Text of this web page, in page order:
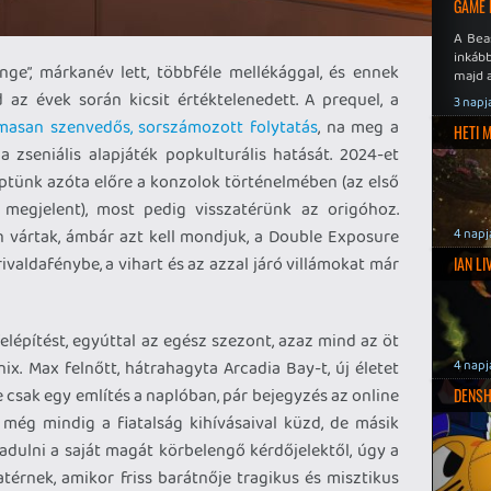
márkanév lett, többféle mellékággal, és ennek
évek során kicsit értéktelenedett. A prequel, a
szenvedős, sorszámozott folytatás, na meg a
zseniális alapjáték popkulturális hatását. 2024-et
azóta előre a konzolok történelmében (az első
most pedig visszatérünk az origóhoz.
ámbár azt kell mondjuk, a Double Exposure
a vihart és az azzal járó villámokat már
egyúttal az egész szezont, azaz mind az öt
Max felnőtt, hátrahagyta Arcadia Bay-t, új életet
egy említés a naplóban, pár bejegyzés az online
mindig a fiatalság kihívásaival küzd, de másik
a saját magát körbelengő kérdőjelektől, úgy a
amikor friss barátnője tragikus és misztikus
GAME
A
majd
3
HETI
4
IAN
4